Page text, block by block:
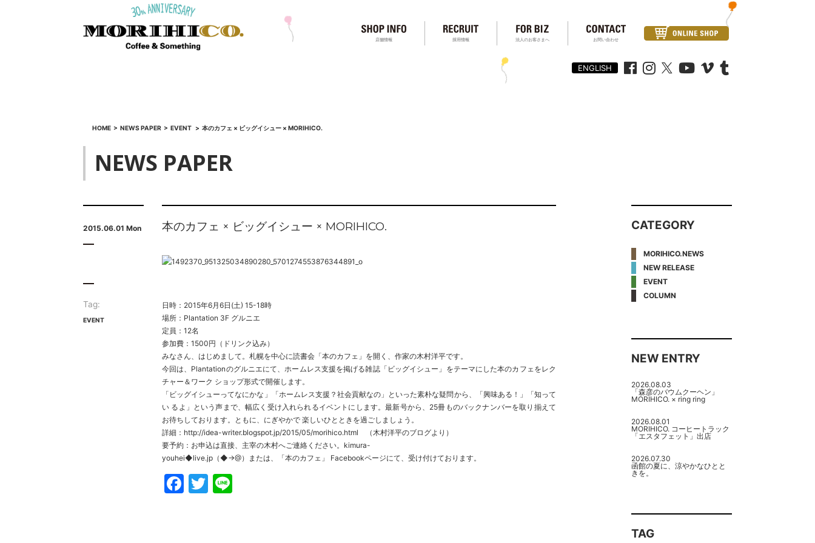
店舗情報 採用情報 法人のお客さまへ お問い合わせ
ENGLISH
HOME > NEWS PAPER > EVENT > 本のカフェ × ビッグイシュー × MORIHICO.
NEWS PAPER
2015.06.01 Mon
Tag:
EVENT
本のカフェ × ビッグイシュー × MORIHICO.
日時：2015年6月6日(土) 15-18時
場所：Plantation 3F グルニエ
定員：12名
参加費：1500円（ドリンク込み）
みなさん、はじめまして。札幌を中心に読書会「本のカフェ」を開く、作家の木村洋平です。
今回は、Plantationのグルニエにて、ホームレス支援を掲げる雑誌「ビッグイシュー」をテーマにした本のカフェをレク
チャー＆ワーク ショップ形式で開催します。
「ビッグイシューってなにかな」「ホームレス支援？社会貢献なの」といった素朴な疑問から、「興味ある！」「知って
い るよ」という声まで、幅広く受け入れられるイベントにします。最新号から、25冊ものバックナンバーを取り揃えて
お待ちしております。ともに、にぎやかで 楽しいひとときを過ごしましょう。
詳細： http://idea-writer.blogspot.jp/2015/05/morihico.html （木村洋平のブログより）
要予約：お申込は直接、主宰の木村へご連絡ください。kimura-
youhei◆live.jp（◆→@）または、「本のカフェ」 Facebookページにて、受け付けております。
Facebook
Twitter
CATEGORY
MORIHICO.NEWS
NEW RELEASE
EVENT
COLUMN
NEW ENTRY
2026.08.03
「森彦のバウムクーヘン」
MORIHICO. × ring ring
2026.08.01
MORIHICO. コーヒートラック
「エスタフェット」出店
2026.07.30
函館の夏に、涼やかなひとと
きを。
TAG